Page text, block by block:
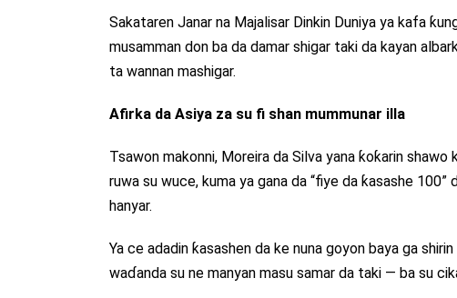
Sakataren Janar na Majalisar Dinkin Duniya ya kafa
musamman don ba da damar shigar taki da kayan
ta wannan mashigar.
Afirka da Asiya za su fi shan mummunar illa
Tsawon makonni, Moreira da Silva yana ƙoƙarin
ruwa su wuce, kuma ya gana da “fiye da ƙasashe
hanyar.
Ya ce adadin ƙasashen da ke nuna goyon baya ga
waɗanda su ne manyan masu samar da taki — ba su